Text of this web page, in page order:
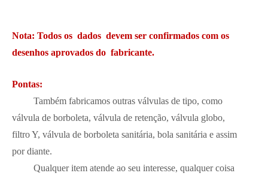
Nota: Todos os dados devem ser confirmados com os
desenhos aprovados do fabricante.
Pontas:
Também fabricamos outras válvulas de tipo, como
válvula de borboleta, válvula de retenção, válvula globo,
filtro Y, válvula de borboleta sanitária, bola sanitária e assim
por diante.
Qualquer item atende ao seu interesse, qualquer coisa